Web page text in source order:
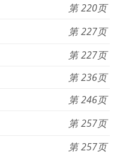
220
227
227
236
246
257
257